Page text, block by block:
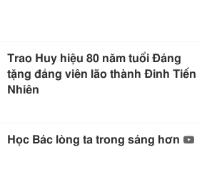
Trao Huy hiệu 80 năm tuổi Đảng
tặng đảng viên lão thành Đinh Tiến
Nhiên
Học Bác lòng ta trong sáng hơn